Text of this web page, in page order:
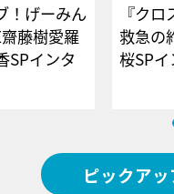
！げーみん
藤樹愛羅
SPインタ
『ク
救急の
桜SP
ピックア